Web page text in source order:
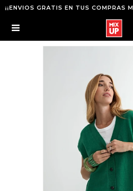
¡¡ENVIOS GRATIS EN TUS COMPRAS
